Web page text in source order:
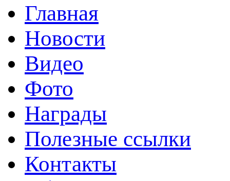
Главная
Новости
Видео
Фото
Награды
Полезные ссылки
Контакты